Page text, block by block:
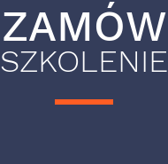
ZAMÓW
SZKOLENIE